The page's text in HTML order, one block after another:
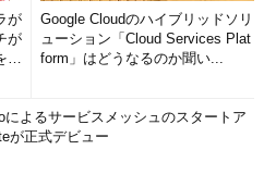
が
が
調
Google Cloudのハイブリッドソリ
ューション「Cloud Services Plat
form」はどうなるのか聞い...
によるサービスメッシュのスタートア
が正式デビュー